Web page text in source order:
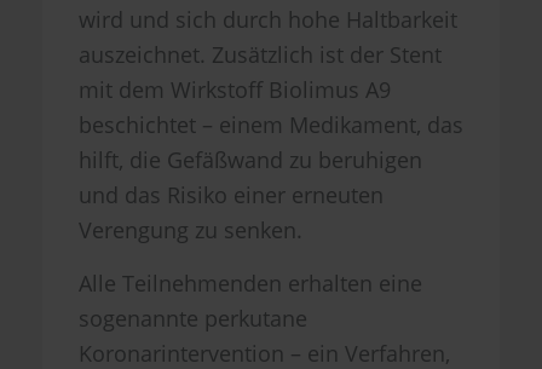
wird und sich durch hohe Haltbarkeit
auszeichnet. Zusätzlich ist der Stent
mit dem Wirkstoff Biolimus A9
beschichtet – einem Medikament, das
hilft, die Gefäßwand zu beruhigen
und das Risiko einer erneuten
Verengung zu senken.
Alle Teilnehmenden erhalten eine
sogenannte perkutane
Koronarintervention – ein Verfahren,